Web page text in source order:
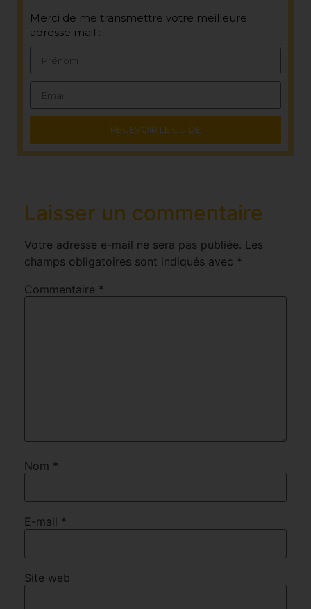
Merci de me transmettre votre meilleure
adresse mail :
RECEVOIR LE GUIDE
Laisser un commentaire
Votre adresse e-mail ne sera pas publiée. Les
champs obligatoires sont indiqués avec *
Commentaire *
Nom *
E-mail *
Site web